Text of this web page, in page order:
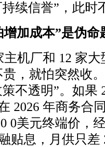
续信誉”，此
加成本”是伪命
主机厂和 12 家
贵，就怕突然
不透明”。如果
2026 年商务合
0美元终端价，
贴息，月供只